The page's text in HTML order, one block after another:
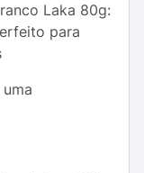
Laka 80g:
para